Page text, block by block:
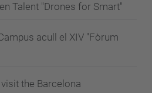
Talent "Drones for Smart"
acull el XIV "Fòrum
the Barcelona